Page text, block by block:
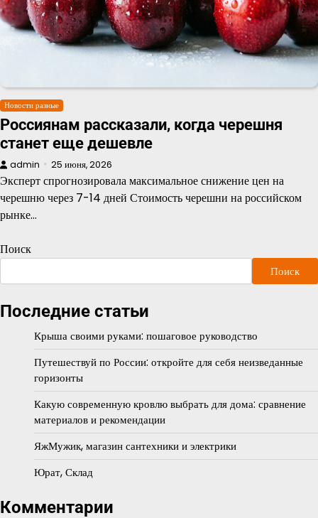
Новости разные
Россиянам рассказали, когда черешня
станет еще дешевле
admin 25 июня, 2026
Эксперт спрогнозировала максимальное снижение цен на
черешню через 7-14 дней Стоимость черешни на российском
рынке…
Поиск
Поиск
Последние статьи
Крыша своими руками: пошаговое руководство
Путешествуй по России: откройте для себя неизведанные
горизонты
Какую современную кровлю выбрать для дома: сравнение
материалов и рекомендации
ЯжМужик, магазин сантехники и электрики
Юрат, Склад
Комментарии